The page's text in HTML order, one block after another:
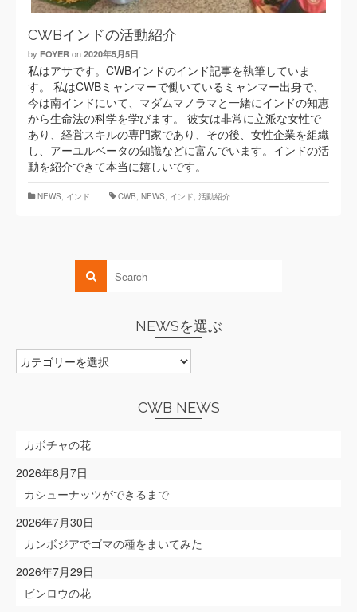
CWBインドの活動紹介
by FOYER on 2020年5月5日
私はアサです。CWBインドのインド記事を執筆していま
す。 私はCWBミャンマーで働いているミャンマー出身で、
今は南インドにいて、マダムマノラマと一緒にインドの知恵
から生命法の科学を学びます。 彼女は非常に立派な女性で
あり、経営スキルの専門家であり、その後、女性企業を組織
し、アーユルベータの知識などに富んでいます。インドの活
動を紹介できて本当に嬉しいです。
NEWS, インド CWB, NEWS, インド, 活動紹介
NEWSを選ぶ
NEWS
を
CWB NEWS
カボチャの花
2026年8月7日
カシューナッツができるまで
2026年7月30日
カンボジアでゴマの種をまいてみた
2026年7月29日
ビンロウの花